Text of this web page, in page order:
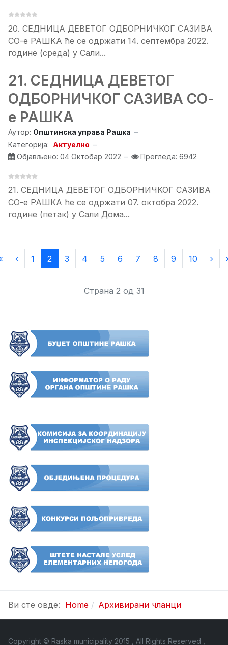
20. СЕДНИЦA ДЕВЕТОГ ОДБОРНИЧКОГ САЗИВА
СО-е РАШКА ће се одржати 14. септембра 2022.
године (среда) у Сали...
21. СЕДНИЦA ДЕВЕТОГ
ОДБОРНИЧКОГ САЗИВА СО-
е РАШКА
Аутор: Општинска управа Рашка
Категорија: Актуелно
Објављено: 04 Октобар 2022
Прегледа: 6942
21. СЕДНИЦA ДЕВЕТОГ ОДБОРНИЧКОГ САЗИВА
СО-е РАШКА ће се одржати 07. октобра 2022.
године (петак) у Сали Дома...
1 2 3 4 5 6 7 8 9 10
Страна 2 од 31
Ви сте овде: Home Архивирани чланци
Copyright © Raska municipality 2015 , All Rights Reserved ,